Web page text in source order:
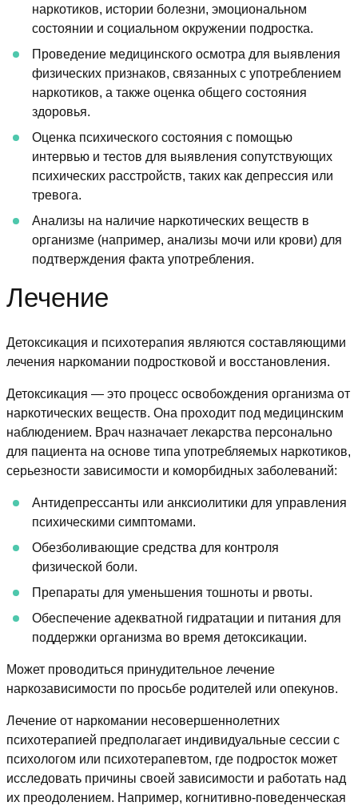
наркотиков, истории болезни, эмоциональном
состоянии и социальном окружении подростка.
Проведение медицинского осмотра для выявления
физических признаков, связанных с употреблением
наркотиков, а также оценка общего состояния
здоровья.
Оценка психического состояния с помощью
интервью и тестов для выявления сопутствующих
психических расстройств, таких как депрессия или
тревога.
Анализы на наличие наркотических веществ в
организме (например, анализы мочи или крови) для
подтверждения факта употребления.
Лечение
Детоксикация и психотерапия являются составляющими
лечения наркомании подростковой и восстановления.
Детоксикация — это процесс освобождения организма от
наркотических веществ. Она проходит под медицинским
наблюдением. Врач назначает лекарства персонально
для пациента на основе типа употребляемых наркотиков,
серьезности зависимости и коморбидных заболеваний:
Антидепрессанты или анксиолитики для управления
психическими симптомами.
Обезболивающие средства для контроля
физической боли.
Препараты для уменьшения тошноты и рвоты.
Обеспечение адекватной гидратации и питания для
поддержки организма во время детоксикации.
Может проводиться принудительное лечение
наркозависимости по просьбе родителей или опекунов.
Лечение от наркомании несовершеннолетних
психотерапией предполагает индивидуальные сессии с
психологом или психотерапевтом, где подросток может
исследовать причины своей зависимости и работать над
их преодолением. Например, когнитивно-поведенческая